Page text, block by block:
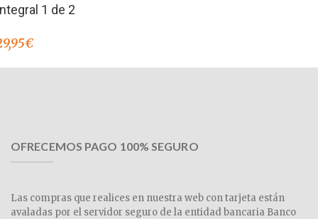
1 de 2
€
OFRECEMOS PAGO 100% SEGURO
Las compras que realices en nuestra web con tarjeta están
avaladas por el servidor seguro de la entidad bancaria Banco